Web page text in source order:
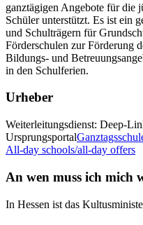
ganztägigen Angebote für die
Schüler unterstützt. Es ist ein
und Schulträgern für
Förderschulen zur Förderung
Bildungs- und
in den Schulferien.
Urheber
Weiterleitungsdienst: Deep-
Ursprungsportal
All-day schools/all-day offers
An wen muss ich mich
In Hessen ist das